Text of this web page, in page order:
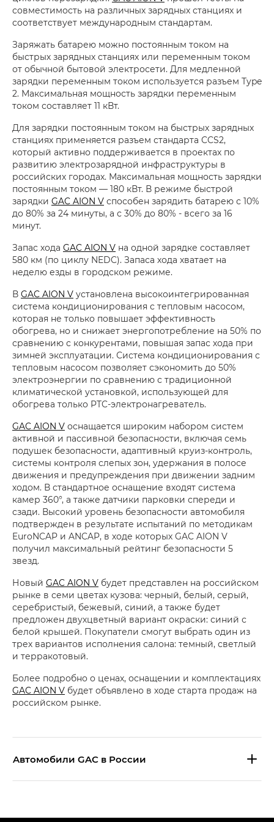
совместимость на различных зарядных станциях и
соответствует международным стандартам.
Заряжать батарею можно постоянным током на
быстрых зарядных станциях или переменным током
от обычной бытовой электросети. Для медленной
зарядки переменным током используется разъем Type
2. Максимальная мощность зарядки переменным
током составляет 11 кВт.
Для зарядки постоянным током на быстрых зарядных
станциях применяется разъем стандарта CCS2,
который активно поддерживается в проектах по
развитию электрозарядной инфраструктуры в
российских городах. Максимальная мощность зарядки
постоянным током — 180 кВт. В режиме быстрой
зарядки GAC AION V способен зарядить батарею с 10%
до 80% за 24 минуты, а с 30% до 80% - всего за 16
минут.
Запас хода GAC AION V на одной зарядке составляет
580 км (по циклу NEDC). Запаса хода хватает на
неделю езды в городском режиме.
В GAC AION V установлена высокоинтегрированная
система кондиционирования с тепловым насосом,
которая не только повышает эффективность
обогрева, но и снижает энергопотребление на 50% по
сравнению с конкурентами, повышая запас хода при
зимней эксплуатации. Система кондиционирования с
тепловым насосом позволяет сэкономить до 50%
электроэнергии по сравнению с традиционной
климатической установкой, использующей для
обогрева только PTC-электронагреватель.
GAC AION V оснащается широким набором систем
активной и пассивной безопасности, включая семь
подушек безопасности, адаптивный круиз-контроль,
системы контроля слепых зон, удержания в полосе
движения и предупреждения при движении задним
ходом. В стандартное оснащение входят система
камер 360°, а также датчики парковки спереди и
сзади. Высокий уровень безопасности автомобиля
подтвержден в результате испытаний по методикам
EuroNCAP и ANCAP, в ходе которых GAC AION V
получил максимальный рейтинг безопасности 5
звезд.
Новый GAC AION V будет представлен на российском
рынке в семи цветах кузова: черный, белый, серый,
серебристый, бежевый, синий, а также будет
предложен двухцветный вариант окраски: синий с
белой крышей. Покупатели смогут выбрать один из
трех вариантов исполнения салона: темный, светлый
и терракотовый.
Более подробно о ценах, оснащении и комплектациях
GAC AION V будет объявлено в ходе старта продаж на
российском рынке.
Aвтомобили GAC в России
Эс Икс ПРЕМИУМ — SX PREMIUM